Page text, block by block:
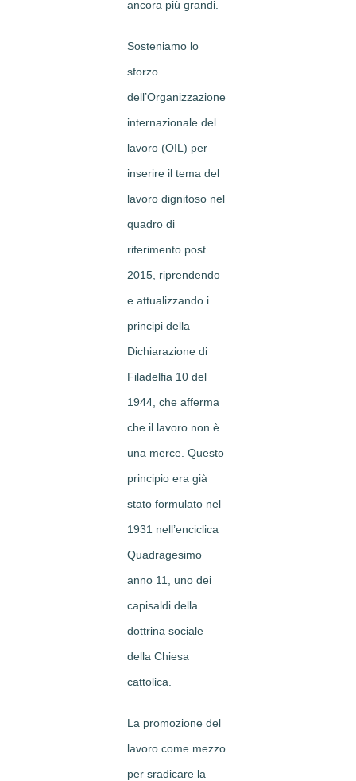
ancora più grandi.
Sosteniamo lo
sforzo
dell’Organizzazione
internazionale del
lavoro (OIL) per
inserire il tema del
lavoro dignitoso nel
quadro di
riferimento post
2015, riprendendo
e attualizzando i
principi della
Dichiarazione di
Filadelfia 10 del
1944, che afferma
che il lavoro non è
una merce. Questo
principio era già
stato formulato nel
1931 nell’enciclica
Quadragesimo
anno 11, uno dei
capisaldi della
dottrina sociale
della Chiesa
cattolica.
La promozione del
lavoro come mezzo
per sradicare la